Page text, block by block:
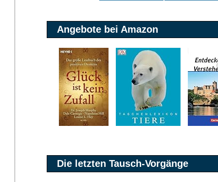
Angebote bei Amazon
Die letzten Tausch-Vorgänge